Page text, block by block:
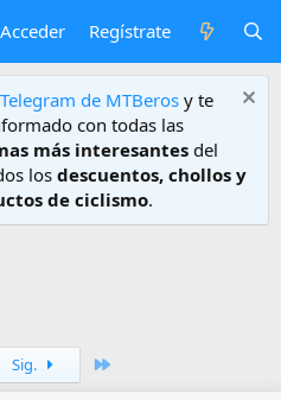
Acceder Regístrate
de MTBeros y te
con todas las
más interesantes del
los descuentos, chollos y
de ciclismo.
Sig.